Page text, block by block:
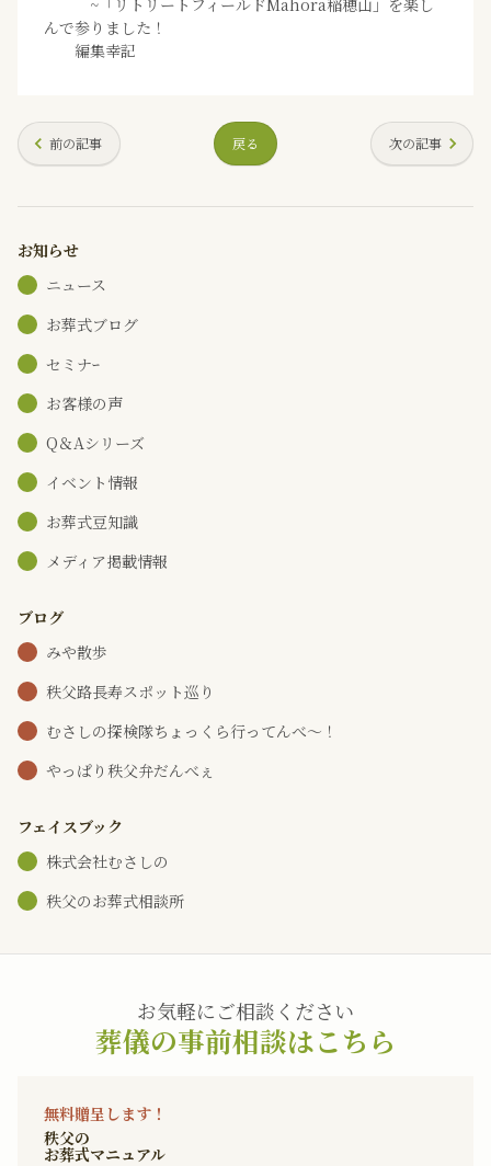
~「リトリートフィールドMahora稲穂山」を楽し
んで参りました！
編集幸記
前の記事 戻る 次の記事
お知らせ
ニュース
お葬式ブログ
セミナｰ
お客様の声
Q＆Aシリーズ
イベント情報
お葬式豆知識
メディア掲載情報
ブログ
みや散歩
秩父路長寿スポット巡り
むさしの探検隊ちょっくら行ってんべ～！
やっぱり秩父弁だんべぇ
フェイスブック
株式会社むさしの
秩父のお葬式相談所
お気軽にご相談ください
葬儀の事前相談はこちら
無料贈呈します！
秩父の
お葬式マニュアル